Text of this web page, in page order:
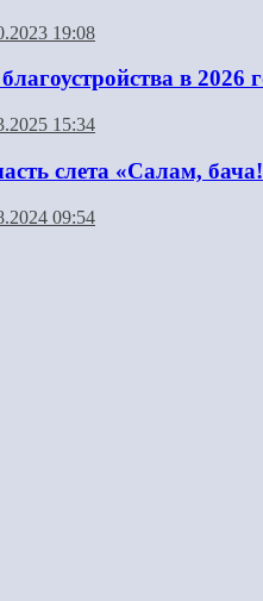
19:08
в
15:34
слета «Салам,
09:54